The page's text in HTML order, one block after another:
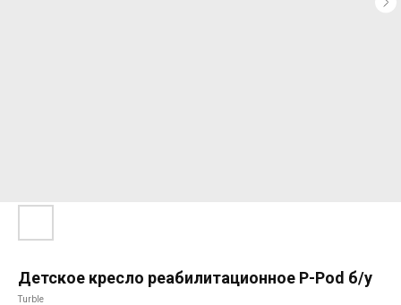
Детское кресло реабилитационное P-Pod б/у
Turble